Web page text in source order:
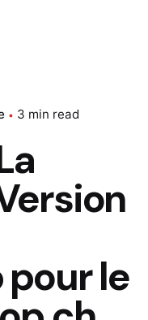
3 min read
pour le